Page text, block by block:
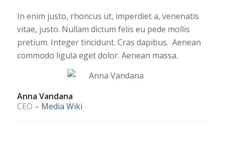
In enim justo, rhoncus ut, imperdiet a, venenatis
vitae, justo. Nullam dictum felis eu pede mollis
pretium. Integer tincidunt. Cras dapibus. Aenean
commodo ligula eget dolor. Aenean massa.
Anna Vandana
CEO – Media Wiki